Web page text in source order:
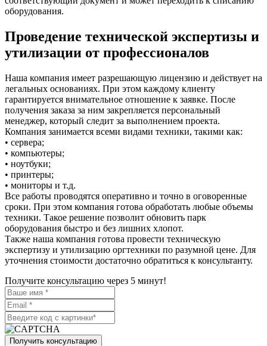
оборудования.
Проведение технической экспертизы и
утилизации от профессионалов
Наша компания имеет разрешающую лицензию и действует на
легальных основаниях. При этом каждому клиенту
гарантируется внимательное отношение к заявке. После
получения заказа за ним закрепляется персональный
менеджер, который следит за выполнением проекта.
Компания занимается всеми видами техники, такими как:
• сервера;
• компьютеры;
• ноутбуки;
• принтеры;
• мониторы и т.д.
Все работы проводятся оперативно и точно в оговоренные
сроки. При этом компания готова обработать любые объемы
техники. Такое решение позволит обновить парк
оборудования быстро и без лишних хлопот.
Также наша компания готова провести техническую
экспертизу и утилизацию оргтехники по разумной цене. Для
уточнения стоимости достаточно обратиться к консультанту.
Получите консультацию через 5 минут!
Получить консультацию